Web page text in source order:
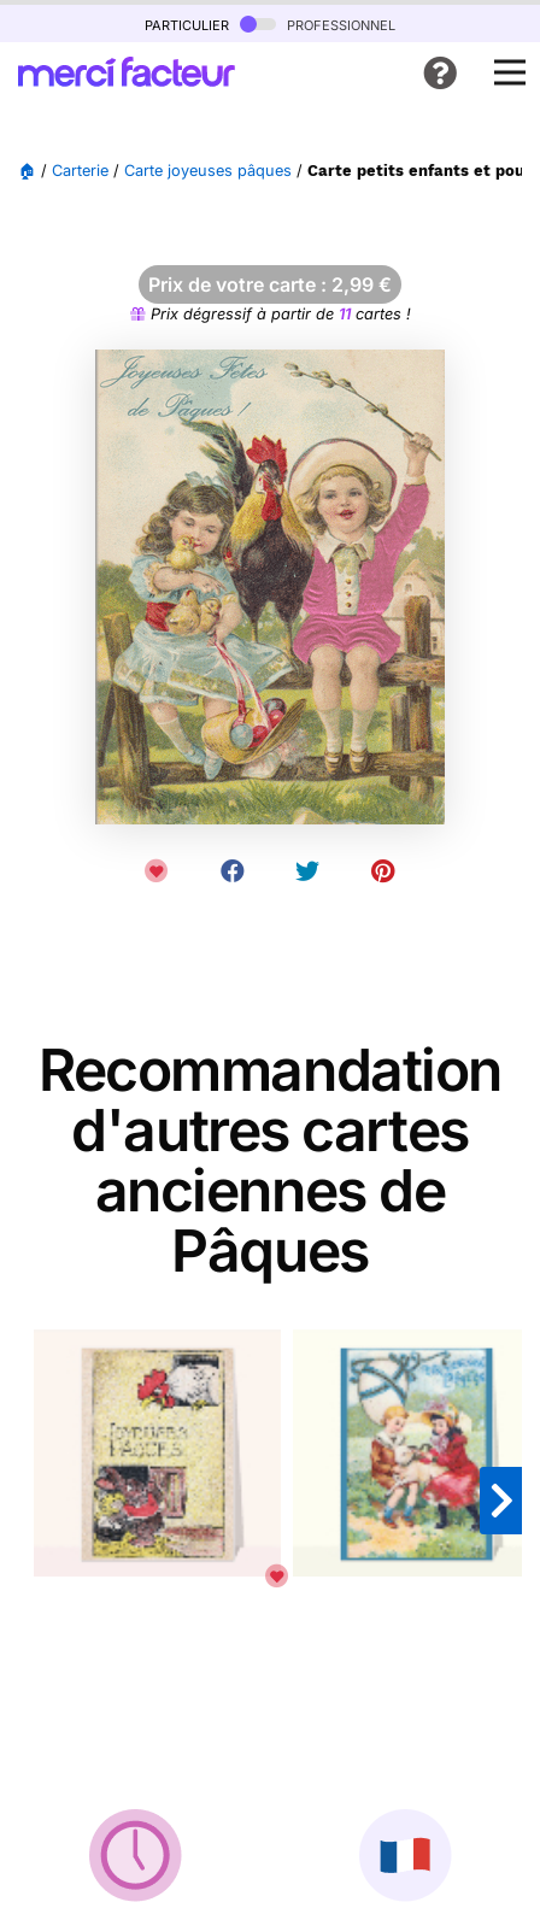
particulier professionnel
🏠 / Carterie / Carte joyeuses pâques / Carte petits enfants et
Prix de votre carte : 2,99 €
Prix dégressif à partir de 11cartes !
Recommandation
d'autres cartes
anciennes de
Pâques